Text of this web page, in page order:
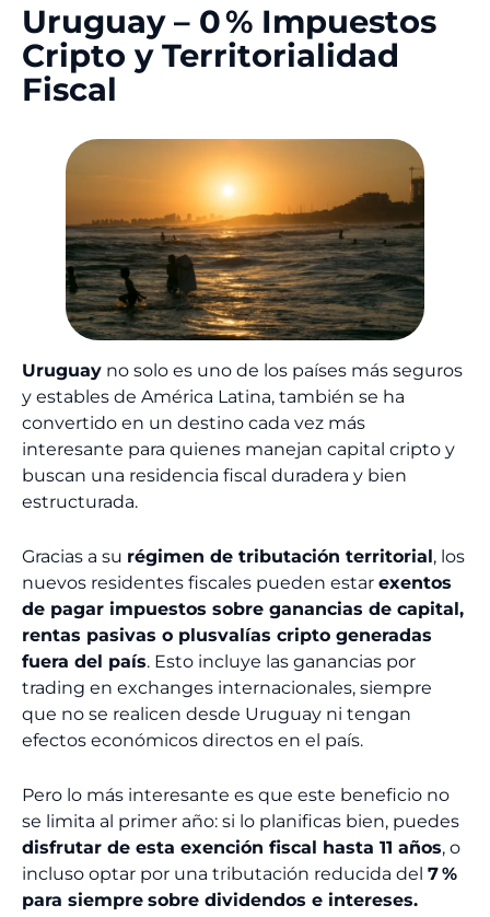
Uruguay – 0 % Impuestos
Cripto y Territorialidad
Fiscal
Uruguay no solo es uno de los países más seguros
y estables de América Latina, también se ha
convertido en un destino cada vez más
interesante para quienes manejan capital cripto y
buscan una residencia fiscal duradera y bien
estructurada.
Gracias a su régimen de tributación territorial, los
nuevos residentes fiscales pueden estar exentos
de pagar impuestos sobre ganancias de capital,
rentas pasivas o plusvalías cripto generadas
fuera del país. Esto incluye las ganancias por
trading en exchanges internacionales, siempre
que no se realicen desde Uruguay ni tengan
efectos económicos directos en el país.
Pero lo más interesante es que este beneficio no
se limita al primer año: si lo planificas bien, puedes
disfrutar de esta exención fiscal hasta 11 años, o
incluso optar por una tributación reducida del 7 %
para siempre sobre dividendos e intereses.